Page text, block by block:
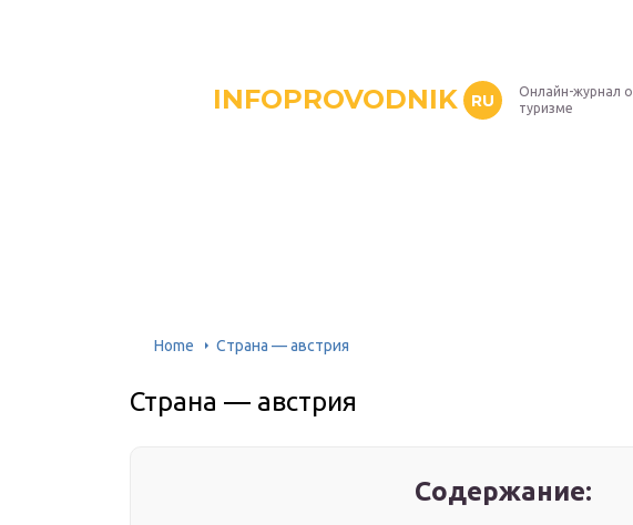
INFOPROVODNIK RU
Онлайн-журнал о
туризме
Home Страна — австрия
Страна — австрия
Содержание: